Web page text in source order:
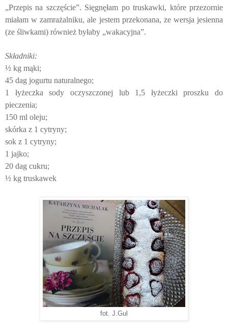
„Przepis na szczęście”. Sięgnęłam po truskawki, które przezornie
miałam w zamrażalniku, ale jestem przekonana, ze wersja jesienna
(ze śliwkami) również byłaby „wakacyjna”.
Składniki:
½ kg mąki;
45 dag jogurtu naturalnego;
1 łyżeczka sody oczyszczonej lub 1,5 łyżeczki proszku do
pieczenia;
150 ml oleju;
skórka z 1 cytryny;
sok z 1 cytryny;
1 jajko;
20 dag cukru;
½ kg truskawek
fot. J.Gul